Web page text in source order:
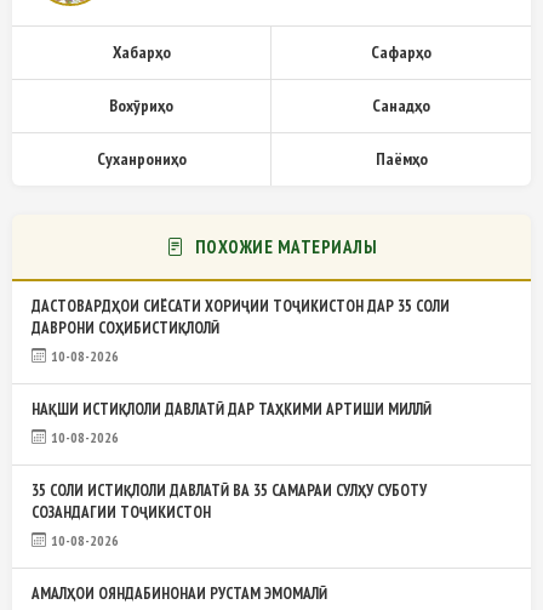
Хабарҳо Сафарҳо
Вохӯриҳо Санадҳо
Суханрониҳо Паёмҳо
ПОХОЖИЕ МАТЕРИАЛЫ
ДАСТОВАРДҲОИ СИЁСАТИ ХОРИҶИИ ТОҶИКИСТОН ДАР 35 СОЛИ
ДАВРОНИ СОҲИБИСТИҚЛОЛӢ
10-08-2026
НАҚШИ ИСТИҚЛОЛИ ДАВЛАТӢ ДАР ТАҲКИМИ АРТИШИ МИЛЛӢ
10-08-2026
35 СОЛИ ИСТИҚЛОЛИ ДАВЛАТӢ ВА 35 САМАРАИ СУЛҲУ СУБОТУ
СОЗАНДАГИИ ТОҶИКИСТОН
10-08-2026
АМАЛҲОИ ОЯНДАБИНОНАИ РУСТАМ ЭМОМАЛӢ